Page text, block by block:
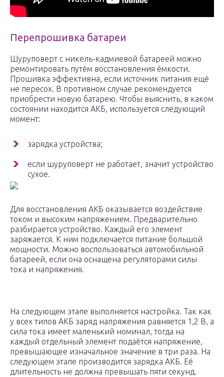
Перепрошивка батареи
Шуруповерт с никель-кадмиевой батареей можно
ремонтировать путём восстановления ёмкости.
Прошивка эффективна, если источник питания ещё
не пересох. В противном случае рекомендуется
приобрести новую батарею. Чтобы выяснить, в каком
состоянии находится АКБ, используется следующий
момент:
зарядка устройства;
если шуруповерт не работает, значит устройство
сухое.
Для восстановления АКБ оказывается воздействие
током и высоким напряжением. Предварительно
разбирается устройство. Каждый его элемент
заряжается. К ним подключается питание большой
мощности. Можно воспользоваться автомобильной
батареей, если она оснащена регуляторами силы
тока и напряжения.
На следующем этапе выполняется настройка. Так как
у всех типов АКБ заряд напряжения равняется 1,2 В, а
сила тока имеет маленький номинал, тогда на
каждый отдельный элемент подаётся напряжение,
превышающее изначальное значение в три раза. На
следующем этапе производится зарядка АКБ. Её
длительность не должна превышать пяти секунд.